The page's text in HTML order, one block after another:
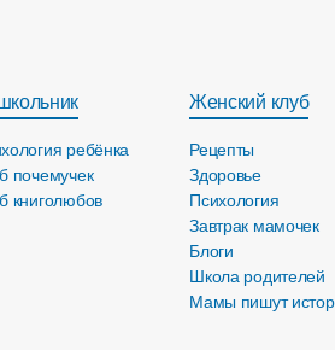
ребёнка
почемучек
книголюбов
Женский клуб
Рецепты
Здоровье
Психология
Завтрак мамочек
Блоги
Школа родителей
Мамы пишут